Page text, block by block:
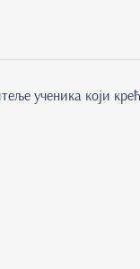
ученика који